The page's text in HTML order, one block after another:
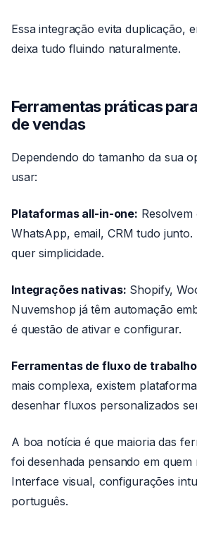
Essa integração evita duplicação,
deixa tudo fluindo naturalmente.
Ferramentas práticas
de vendas
Dependendo do tamanho da sua
usar:
Plataformas all-in-one:
WhatsApp, email, CRM tudo
quer simplicidade.
Integrações nativas: Shopify,
Nuvemshop já têm automação
é questão de ativar e configurar.
Ferramentas de fluxo de
mais complexa, existem
desenhar fluxos personalizados
A boa notícia é que maioria das
foi desenhada pensando em quem
Interface visual, configurações
português.